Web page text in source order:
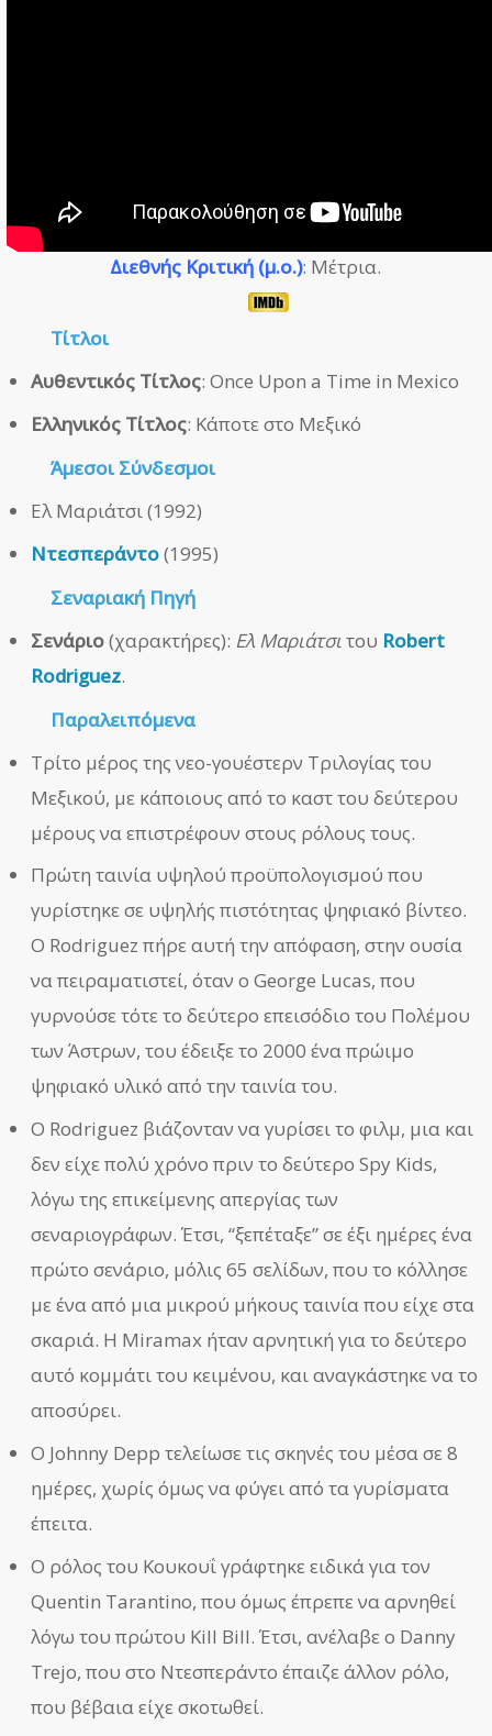
Διεθνής Κριτική (μ.ο.): Μέτρια.
Τίτλοι
Αυθεντικός Τίτλος: Once Upon a Time in Mexico
Ελληνικός Τίτλος: Κάποτε στο Μεξικό
ΆμεσοιΣύνδεσμοι
Ελ Μαριάτσι (1992)
Ντεσπεράντο(1995)
Σεναριακή Πηγή
Σενάριο(χαρακτήρες): Ελ Μαριάτσι του Robert
Rodriguez.
Παραλειπόμενα
Τρίτο μέρος της νεο-γουέστερν Τριλογίας του
Μεξικού, με κάποιους από το καστ του δεύτερου
μέρους να επιστρέφουν στους ρόλους τους.
Πρώτη ταινία υψηλού προϋπολογισμού που
γυρίστηκε σε υψηλής πιστότητας ψηφιακό βίντεο.
Ο Rodriguez πήρε αυτή την απόφαση, στην ουσία
να πειραματιστεί, όταν ο George Lucas, που
γυρνούσε τότε το δεύτερο επεισόδιο του Πολέμου
των Άστρων, του έδειξε το 2000 ένα πρώιμο
ψηφιακό υλικό από την ταινία του.
Ο Rodriguez βιάζονταν να γυρίσει το φιλμ, μια και
δεν είχε πολύ χρόνο πριν το δεύτερο Spy Kids,
λόγω της επικείμενης απεργίας των
σεναριογράφων. Έτσι, “ξεπέταξε” σε έξι ημέρες ένα
πρώτο σενάριο, μόλις 65 σελίδων, που το κόλλησε
με ένα από μια μικρού μήκους ταινία που είχε στα
σκαριά. Η Miramax ήταν αρνητική για το δεύτερο
αυτό κομμάτι του κειμένου, και αναγκάστηκε να το
αποσύρει.
Ο Johnny Depp τελείωσε τις σκηνές του μέσα σε 8
ημέρες, χωρίς όμως να φύγει από τα γυρίσματα
έπειτα.
Ο ρόλος του Κουκουΐ γράφτηκε ειδικά για τον
Quentin Tarantino, που όμως έπρεπε να αρνηθεί
λόγω του πρώτου Kill Bill. Έτσι, ανέλαβε ο Danny
Trejo, που στο Ντεσπεράντο έπαιζε άλλον ρόλο,
που βέβαια είχε σκοτωθεί.